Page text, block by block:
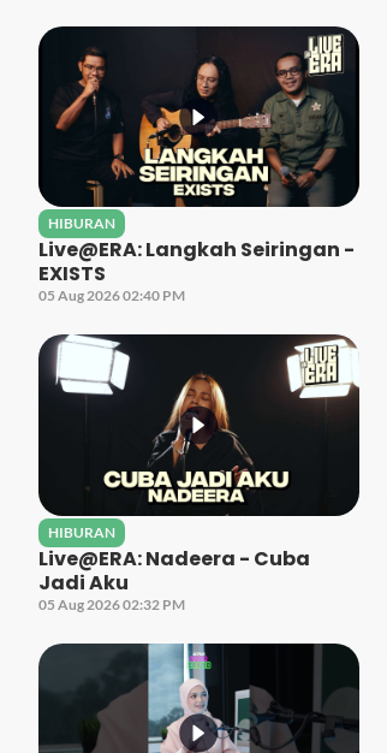
HIBURAN
Live@ERA: Langkah Seiringan -
EXISTS
05 Aug 2026 02:40 PM
HIBURAN
Live@ERA: Nadeera - Cuba
Jadi Aku
05 Aug 2026 02:32 PM